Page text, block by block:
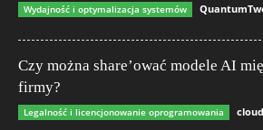
Wydajność i optymalizacja systemów
Czy można share’ować modele AI
firmy?
Legalność i licencjonowanie oprogramowania